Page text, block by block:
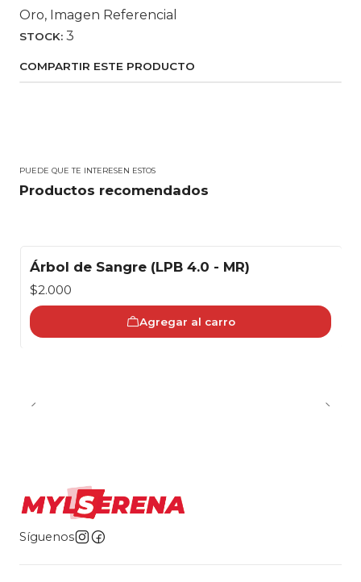
Oro, Imagen Referencial
STOCK: 3
COMPARTIR ESTE PRODUCTO
PUEDE QUE TE INTERESEN ESTOS
Productos recomendados
Árbol de Sangre (LPB 4.0 - MR)
$2.000
Agregar al carro
Síguenos